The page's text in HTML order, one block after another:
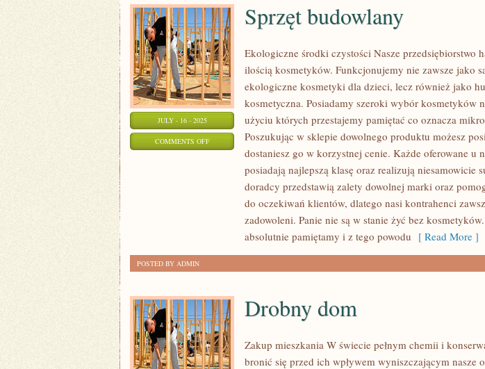
JULY - 16 - 2025
COMMENTS OFFON
BUDOWLANY
Sprzęt budowlany
Ekologiczne środki czystości Nasze przedsiębiorstwo
ilością kosmetyków. Funkcjonujemy nie zawsze jako
ekologiczne kosmetyki dla dzieci, lecz również jako
kosmetyczna. Posiadamy szeroki wybór kosmetyków
użyciu których przestajemy pamiętać co oznacza
Poszukując w sklepie dowolnego produktu możesz
dostaniesz go w korzystnej cenie. Każde oferowane u
posiadają najlepszą klasę oraz realizują niesamowicie
doradcy przedstawią zalety dowolnej marki oraz
do oczekiwań klientów, dlatego nasi kontrahenci
zadowoleni. Panie nie są w stanie żyć bez
absolutnie pamiętamy i z tego powodu [ Read More ]
POSTED BY ADMIN
Drobny dom
Zakup mieszkania W świecie pełnym chemii i
bronić się przed ich wpływem wyniszczającym nasze